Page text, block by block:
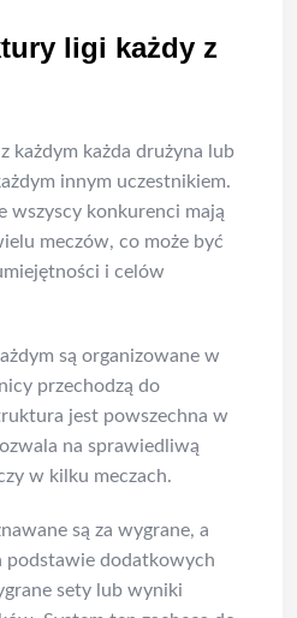
ligi każdy z
każdym każda drużyna lub
innym uczestnikiem.
wszyscy konkurenci mają
meczów, co może być
i celów
są organizowane w
przechodzą do
jest powszechna w
na sprawiedliwą
w kilku meczach.
są za wygrane, a
podstawie dodatkowych
sety lub wyniki